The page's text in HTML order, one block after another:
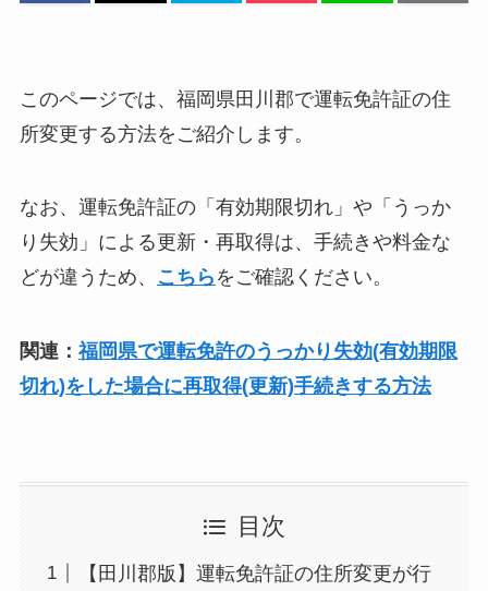
このページでは、福岡県田川郡で運転免許証の住
所変更する方法をご紹介します。
なお、運転免許証の「有効期限切れ」や「うっか
り失効」による更新・再取得は、手続きや料金な
どが違うため、
こちら をご確認ください。
関連： 福岡県で運転免許のうっかり失効(有効期限
切れ)をした場合に再取得(更新)手続きする方法
目次
【田川郡版】運転免許証の住所変更が行